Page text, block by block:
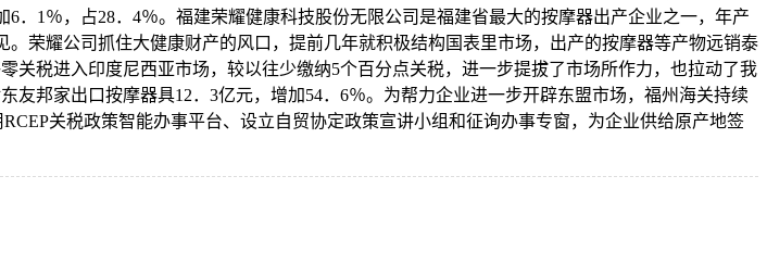
．1％，占28．4％。福建荣耀健康科技股份无限公司是福建省最大的按摩器出产企业之一，年产
荣耀公司抓住大健康财产的风口，提前几年就积极结构国表里市场，出产的按摩器等产物远销泰
关税进入印度尼西亚市场，较以往少缴纳5个百分点关税，进一步提拔了市场所作力，也拉动了我
邦家出口按摩器具12．3亿元，增加54．6％。为帮力企业进一步开辟东盟市场，福州海关持续
关税政策智能办事平台、设立自贸协定政策宣讲小组和征询办事专窗，为企业供给原产地签